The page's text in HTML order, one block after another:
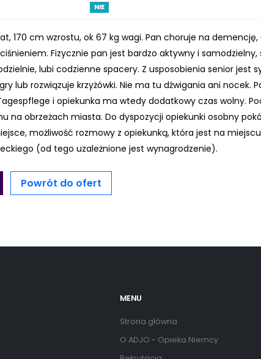
NIE
170 cm wzrostu, ok 67 kg wagi. Pan choruje na
Fizycznie pan jest bardzo aktywny i samodzielny,
lubi codzienne spacery. Z usposobienia senior jest
lub rozwiązuje krzyżówki. Nie ma tu dźwigania ani nocek.
i opiekunka ma wtedy dodatkowy czas wolny.
na obrzeżach miasta. Do dyspozycji opiekunki osobny
możliwość rozmowy z opiekunką, która jest na
(od tego uzależnione jest wynagrodzenie).
Powrót do ofert
MENU
Strona główna
O ADJO - Opieka Niemcy